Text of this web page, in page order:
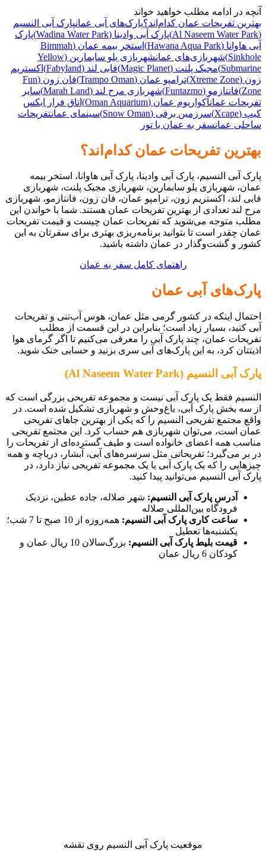
آنچه در ادامه مطلب خواهید خواند
بهترین تفریحات عمان کدام‌اند؟پارک‌های آبی عمانپارک آبی النسیم
(Al Naseem Water Park)
پارک آبی وادینا (Wadina Water Park)
پارک
آبی هاوانا (Hawana Aqua Park)
استخر بیمه عمان (Bimmah
Sinkhole) شهربازی‌های عمان
شهربازی یلو سابمارین (Yellow
Submarine) مجیک پلنت (Magic Planet) فابی لند (Fabyland)
اکستریم
زون (Xtreme Zone)
ترامپو عمان (Trampo Oman)
فان زون (Fun
Zone) فانتازمو (Funtazmo) شهربازی مرح لند (Marah Land)
سایر
تفریحات عمانآکواریوم عمان (Oman Aquarium)
اتاق فرار ایکس
کیپ (Xcape)
سرزمین برفی (Snow Oman) سینمای عمانتفریحات
ساحلی عمانسفر به عمان با تور
بهترین تفریحات عمان کدام‌اند؟
پارک آبی النسیم، پارک آبی وادینا، پارک آبی هاوانا، استخر بیمه
عمان، شهربازی یلو سابمارین، شهربازی مجیک پلنت، شهربازی
فابی لند، اکستریم زون، ترامپو عمان، فان زون، فانتازمو، شهربازی
مرح لند تعدادی از بهترین تفریحات عمان هستند. شما با خواندن این
مطلب متوجه می‌شوید که تفریحات عمان چیست و قیمت تفریحات
عمان چقدر است تا بتوانید برنامه‌ریزی بهتری برای سفرتان به این
کشور و گشت‌وگذار در عمان داشته باشید.
راهنمای کامل سفر به عمان
پارک‌های آبی عمان
احتمال اینکه در کشور گرمی مثل عمان، هوس آب‌تنی و تفریحات
آبی کنید، بسیار زیاد است؛ بنابراین در این قسمت از مطلب
تفریحات عمان، چند پارک آبی را معرفی می‌کنیم تا اگر گرمای هوا
اذیتتان کرد، به این پارک‌های آبی سری بزنید و حسابی خنک شوید.
پارک آبی النسیم (Al Naseem Water Park)
النسیم فقط یک پارک آبی نیست و مجموعه تفریحی بزرگی است که
از سه بخش پارک آبی، باغ‌وحش و شهربازی تشکیل شده است. در
واقع مجتمع تفریحی النسیم را که یکی از بهترین جاهای تفریحی
عمان است، می‌توان شهربازی هم حساب کرد. این مجتمع تفریحی
مناسب همه اعضای خانواده است و طیف گسترده‌ای از تفریحات را
در بر می‌گیرد؛ تفریحاتی مثل سرسره‌های آبی، آبشار، دریاچه و همه
چیزهایی را که یک پارک آبی یا یک مجموعه تفریحی نیاز دارد، در
پارک آبی النسیم می‌توانید پیدا کنید.
آدرس پارک آبی النسیم: شهر صلاله، جاده عطین، نزدیک
فرودگاه بین‌المللی صلاله
ساعت کاری پارک آبی النسیم:
همه‌روزه از 10 صبح تا 7 شب؛
یکشنبه‌ها تعطیل
قیمت بلیط پارک آبی النسیم:
بزرگ‌سالان 10 ریال عمان و
کودکان 6 ریال عمان
موقعیت پارک آبی النسیم روی نقشه